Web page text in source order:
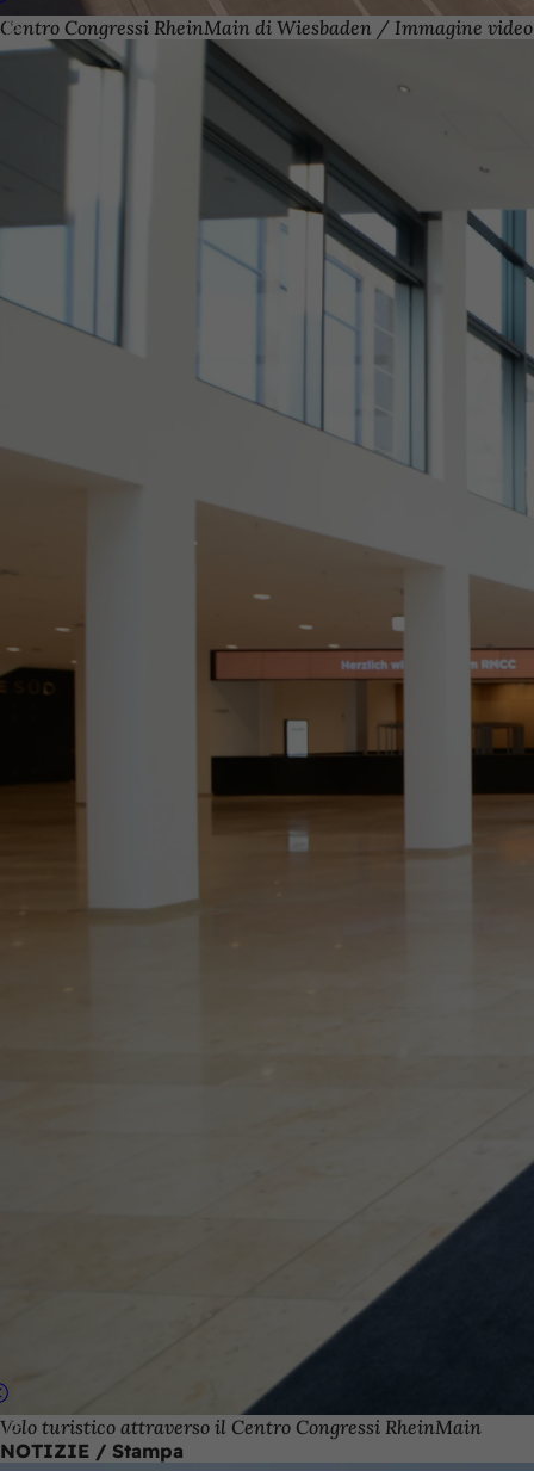
Centro Congressi RheinMain di Wiesbaden / Immagine video
Volo turistico attraverso il Centro Congressi RheinMain
NOTIZIE / Stampa